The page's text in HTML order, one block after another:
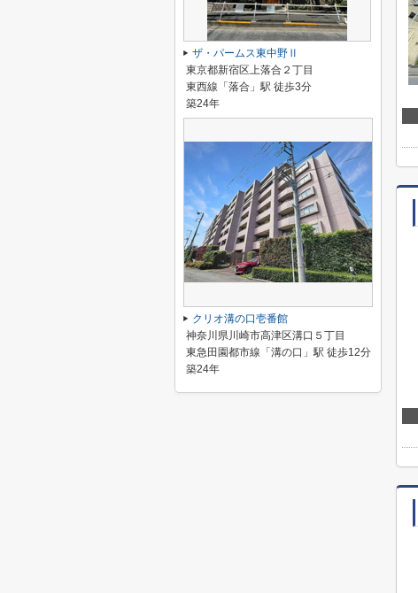
ザ・パームス東中野Ⅱ
東京都新宿区上落合２丁目
東西線「落合」駅 徒歩3分
築24年
クリオ溝の口壱番館
神奈川県川崎市高津区溝口５丁目
東急田園都市線「溝の口」駅 徒歩12分
築24年